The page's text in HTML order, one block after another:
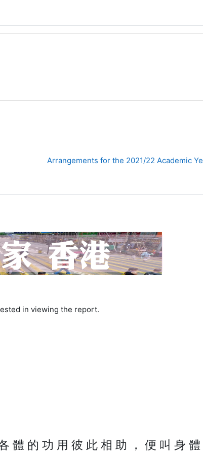
Arrangements for the 2021/22 Academic
in viewing the report.
體 的 功 用 彼 此 相 助 ， 便 叫 身